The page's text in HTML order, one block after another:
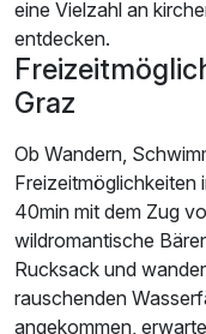
eine Vielzahl an
entdecken.
Graz
Ob Wandern,
Freizeitmöglichkeiten
40min mit dem Zug
wildromantische
Rucksack und
rauschenden
angekommen,